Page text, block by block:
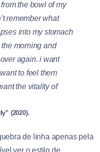
the bowl of my
remember what
into my stomach
morning and
again. i want
to feel them
the vitality of
(2020).
de linha apenas pela